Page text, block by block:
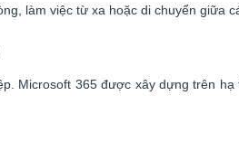
làm việc từ xa hoặc di chuyển giữa
Microsoft 365 được xây dựng trên